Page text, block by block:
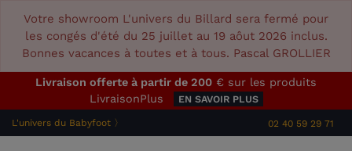
Votre showroom L'univers du Billard sera fermé pour
les congés d'été du 25 juillet au 19 aôut 2026 inclus.
Bonnes vacances à toutes et à tous. Pascal GROLLIER
Livraison offerte à partir de 200 € sur les produits
LivraisonPlus
EN SAVOIR PLUS
L'univers du Babyfoot 〉 02 40 59 29 71